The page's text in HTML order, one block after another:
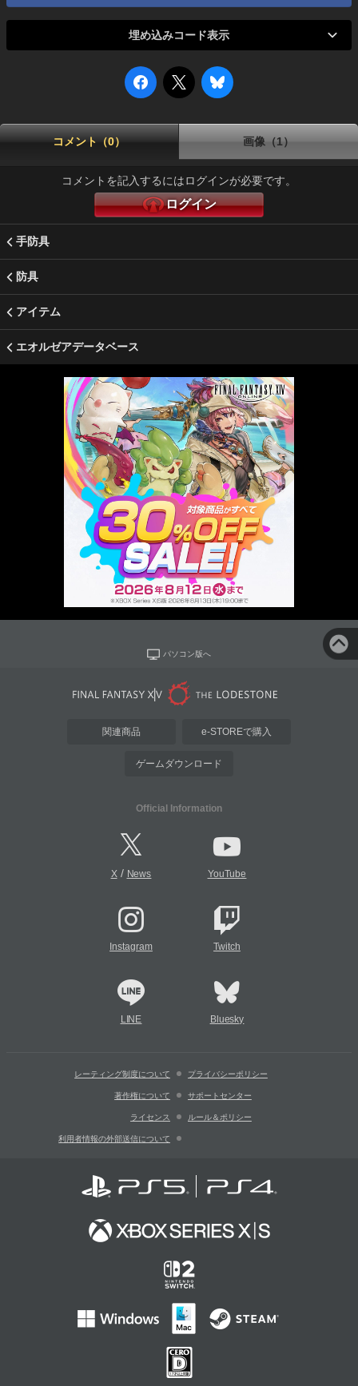
埋め込みコード表示
コメント（0） 画像（1）
コメントを記入するにはログインが必要です。
ログイン
手防具
防具
アイテム
エオルゼアデータベース
パソコン版へ
関連商品 e-STOREで購入
ゲームダウンロード
Official Information
X/ News YouTube
Instagram Twitch
LINE Bluesky
レーティング制度について プライバシーポリシー
著作権について サポートセンター
ライセンス ルール＆ポリシー
利用者情報の外部送信について